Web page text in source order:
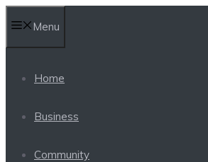
to
content
Menu
Home
Business
Community